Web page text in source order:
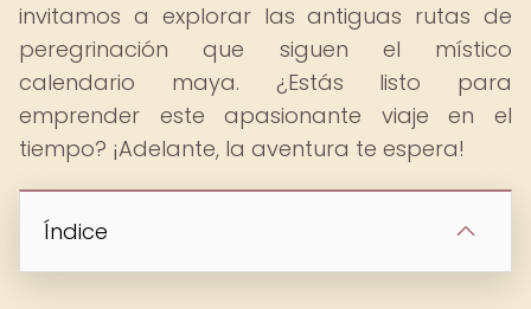
invitamos a explorar las antiguas rutas de
peregrinación que siguen el místico
calendario maya. ¿Estás listo para
emprender este apasionante viaje en el
tiempo? ¡Adelante, la aventura te espera!
Índice